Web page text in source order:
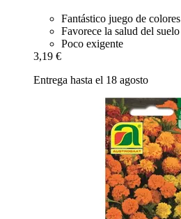
Fantástico juego de colores
Favorece la salud del suelo
Poco exigente
3,19 €
Entrega hasta el 18 agosto